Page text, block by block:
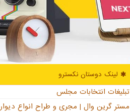
لینک دوستان نكسترو
تبلیغات انتخابات مجلس
مستر گرین وال | مجری و طراح انواع دیوار